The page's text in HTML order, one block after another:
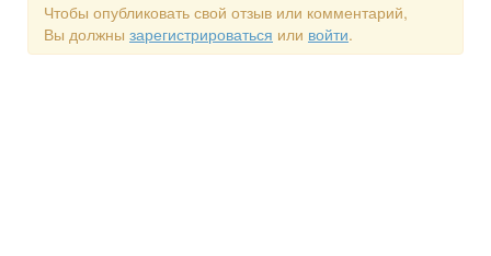
Чтобы опубликовать свой отзыв или комментарий,
Вы должны зарегистрироваться или войти.